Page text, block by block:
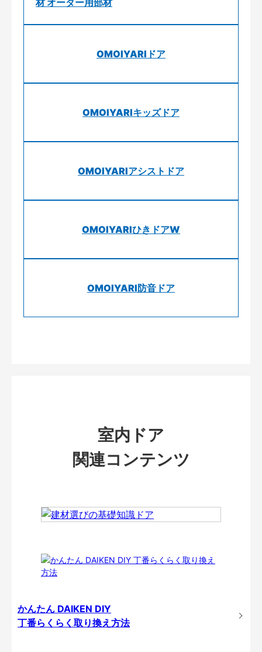
OMOIYARIドア
OMOIYARIキッズドア
OMOIYARIアシストドア
OMOIYARIひきドアW
OMOIYARI防音ドア
室内ドア
関連コンテンツ
かんたん DAIKEN DIY
丁番らくらく取り換え方法